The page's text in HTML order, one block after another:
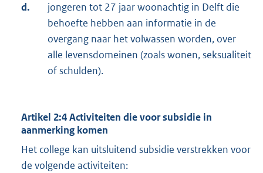
d.
jongeren tot 27 jaar woonachtig in Delft die
behoefte hebben aan informatie in de
overgang naar het volwassen worden, over
alle levensdomeinen (zoals wonen, seksualiteit
of schulden).
Artikel 2:4 Activiteiten die voor subsidie in
aanmerking komen
Het college kan uitsluitend subsidie verstrekken voor
de volgende activiteiten: